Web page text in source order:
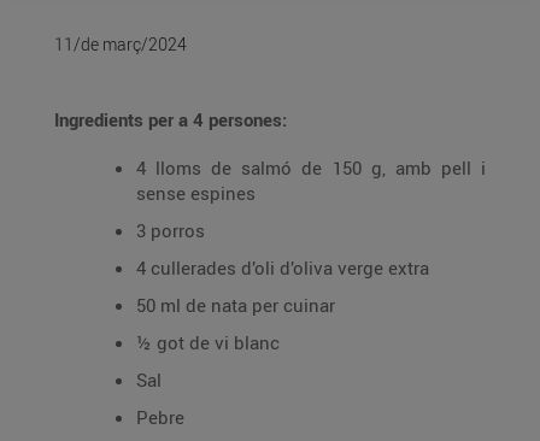
11/de març/2024
Ingredients per a 4 persones:
4 lloms de salmó de 150 g, amb pell i
sense espines
3 porros
4 cullerades d’oli d’oliva verge extra
50 ml de nata per cuinar
½ got de vi blanc
Sal
Pebre